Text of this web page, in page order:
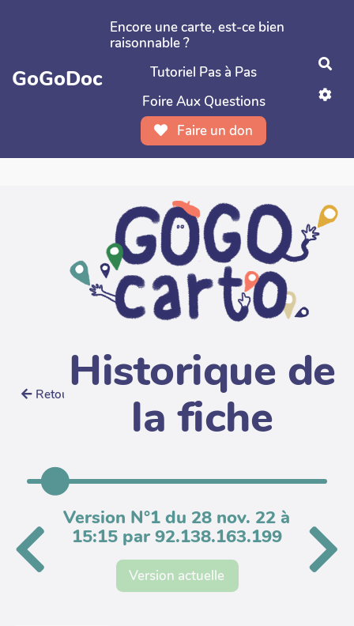
Aller au contenu principal
GoGoDoc
Encore une carte, est-ce bien
raisonnable ?
Tutoriel Pas à Pas
Foire Aux Questions
Faire un don
Retour Historique de
la fiche
Version N°1 du 28 nov. 22 à
15:15 par 92.138.163.199
Version actuelle